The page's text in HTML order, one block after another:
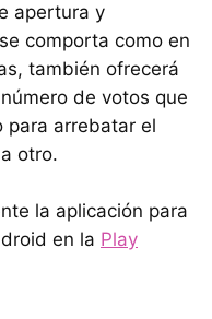
apertura y
comporta como en
también ofrecerá
de votos que
para arrebatar el
otro.
la aplicación para
en la Play